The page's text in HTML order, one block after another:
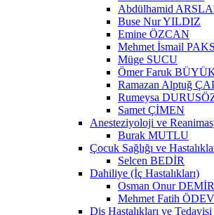
Abdülhamid
Buse Nur YILDIZ
Emine ÖZCAN
Mehmet İsmail
Müge SUCU
Ömer Faruk
Ramazan Alptuğ
Rumeysa
Samet ÇİMEN
Anesteziyoloji ve
Burak MUTLU
Çocuk Sağlığı ve
Selcen BEDİR
Dahiliye (İç Hastalıkları)
Osman Onur DEMİR
Mehmet Fatih ÖDEV
Diş Hastalıkları ve Tedavisi